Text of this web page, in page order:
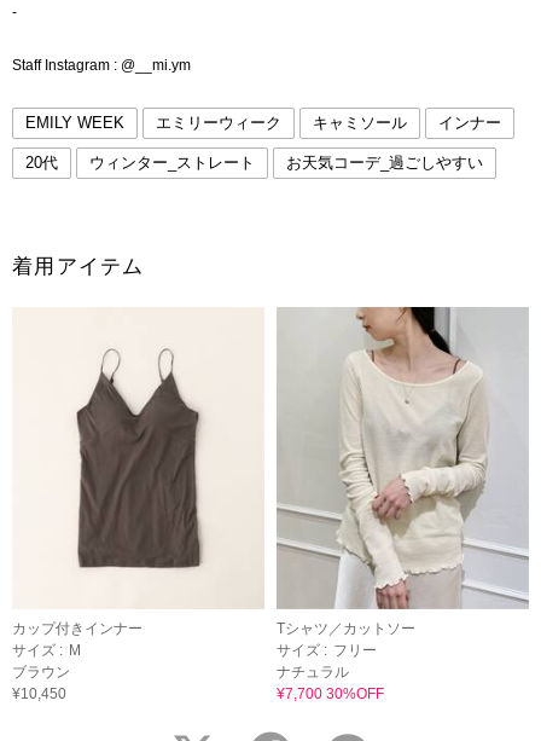
-
Staff Instagram : @__mi.ym
EMILY WEEK エミリーウィーク キャミソール インナー
20代 ウィンター_ストレート お天気コーデ_過ごしやすい
着用アイテム
カップ付きインナー
サイズ : M
ブラウン
¥10,450
Tシャツ／カットソー
サイズ : フリー
ナチュラル
¥7,700 30%OFF